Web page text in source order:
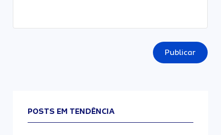
Publicar
POSTS EM TENDÊNCIA